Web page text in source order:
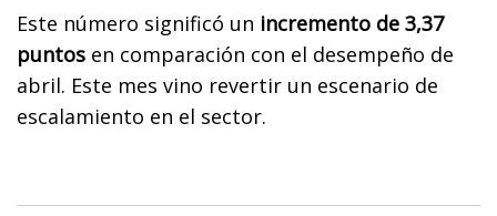
Este número significó un incremento de 3,37
puntos en comparación con el desempeño de
abril. Este mes vino revertir un escenario de
escalamiento en el sector.